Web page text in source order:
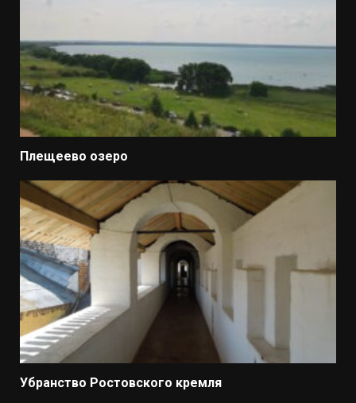
Плещеево озеро
Убранство Ростовского кремля